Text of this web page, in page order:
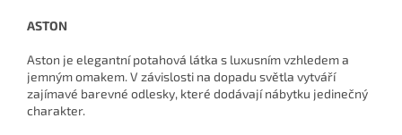
ASTON
Aston je elegantní potahová látka s luxusním vzhledem a
jemným omakem. V závislosti na dopadu světla vytváří
zajímavé barevné odlesky, které dodávají nábytku jedinečný
charakter.